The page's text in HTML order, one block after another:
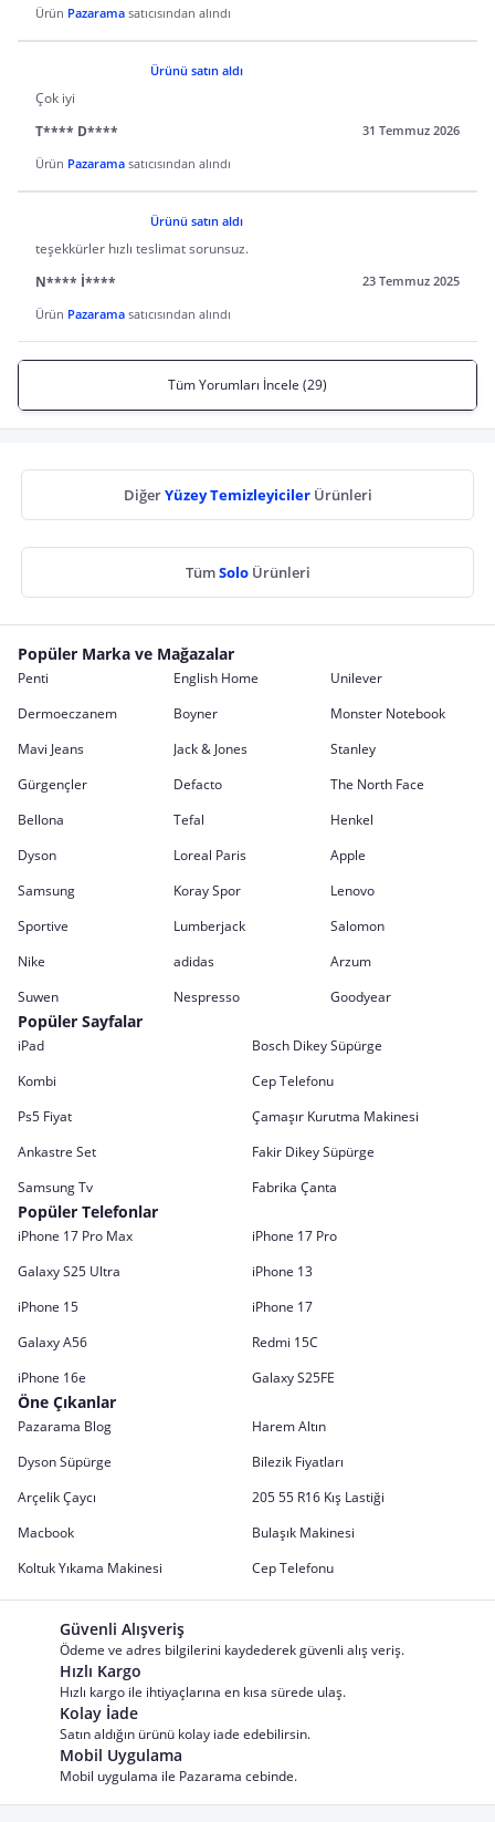
Ürün Pazarama satıcısından alındı
Ürünü satın aldı
Çok iyi
T**** D****
31 Temmuz 2026
Ürün Pazarama satıcısından alındı
Ürünü satın aldı
teşekkürler hızlı teslimat sorunsuz.
N**** İ****
23 Temmuz 2025
Ürün Pazarama satıcısından alındı
Tüm Yorumları İncele (29)
DiğerYüzey Temizleyiciler Ürünleri
TümSolo Ürünleri
Popüler Marka ve Mağazalar
Penti English Home
Unilever
Dermoeczanem
Boyner
Monster Notebook
Mavi Jeans
Jack & Jones
Stanley
Gürgençler
Defacto
The North Face
Bellona
Tefal
Henkel
Dyson
Loreal Paris
Apple
Samsung
Koray Spor
Lenovo
Sportive
Lumberjack
Salomon
Nike
adidas
Arzum
Suwen
Nespresso Goodyear
Popüler Sayfalar
iPad
Bosch Dikey Süpürge
Kombi
Cep Telefonu
Ps5 Fiyat
Çamaşır Kurutma Makinesi
Ankastre Set
Fakir Dikey Süpürge
Samsung Tv
Fabrika Çanta
Popüler Telefonlar
iPhone 17 Pro Max
iPhone 17 Pro
Galaxy S25 Ultra
iPhone 13
iPhone 15
iPhone 17
Galaxy A56
Redmi 15C
iPhone 16e
Galaxy S25FE
Öne Çıkanlar
Pazarama Blog
Harem Altın
Dyson Süpürge
Bilezik Fiyatları
Arçelik Çaycı
205 55 R16 Kış Lastiği
Macbook
Bulaşık Makinesi
Koltuk Yıkama Makinesi
Cep Telefonu
Güvenli Alışveriş
Ödeme ve adres bilgilerini kaydederek güvenli alış veriş.
Hızlı Kargo
Hızlı kargo ile ihtiyaçlarına en kısa sürede ulaş.
Kolay İade
Satın aldığın ürünü kolay iade edebilirsin.
Mobil Uygulama
Mobil uygulama ile Pazarama cebinde.